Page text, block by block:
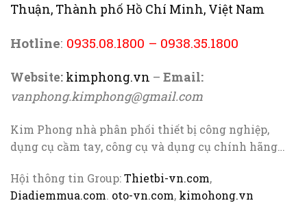
Thuận, Thành phố Hồ Chí Minh, Việt Nam
Hotline: 0935.08.1800 – 0938.35.1800
Website: kimphong.vn – Email:
vanphong.kimphong@gmail.com
Kim Phong nhà phân phối thiết bị công nghiệp,
dụng cụ cầm tay, công cụ và dụng cụ chính hãng…
Hội thông tin Group:Thietbi-vn.com,
Diadiemmua.com. oto-vn.com, kimohong.vn